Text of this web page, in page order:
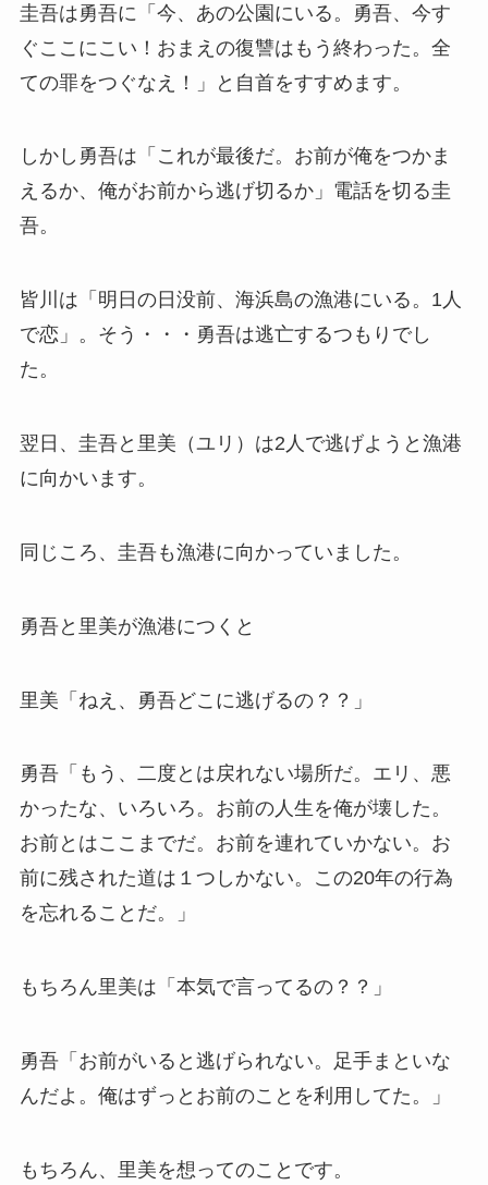
圭吾は勇吾に「今、あの公園にいる。勇吾、今す
ぐここにこい！おまえの復讐はもう終わった。全
ての罪をつぐなえ！」と自首をすすめます。
しかし勇吾は「これが最後だ。お前が俺をつかま
えるか、俺がお前から逃げ切るか」電話を切る圭
吾。
皆川は「明日の日没前、海浜島の漁港にいる。1人
で恋」。そう・・・勇吾は逃亡するつもりでし
た。
翌日、圭吾と里美（ユリ）は2人で逃げようと漁港
に向かいます。
同じころ、圭吾も漁港に向かっていました。
勇吾と里美が漁港につくと
里美「ねえ、勇吾どこに逃げるの？？」
勇吾「もう、二度とは戻れない場所だ。エリ、悪
かったな、いろいろ。お前の人生を俺が壊した。
お前とはここまでだ。お前を連れていかない。お
前に残された道は１つしかない。この20年の行為
を忘れることだ。」
もちろん里美は「本気で言ってるの？？」
勇吾「お前がいると逃げられない。足手まといな
んだよ。俺はずっとお前のことを利用してた。」
もちろん、里美を想ってのことです。